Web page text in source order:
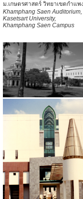
ม.เกษตรศาสตร์ วิทยาเขตกำแพ
Khamphang Saen Auditorium,
Kasetsart University,
Khamphang Saen Campus